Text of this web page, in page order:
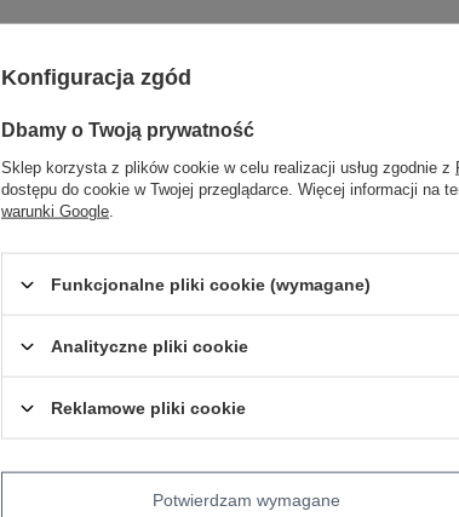
Konfiguracja zgód
Dbamy o Twoją prywatność
Sklep korzysta z plików cookie w celu realizacji usług zgodnie z
dostępu do cookie w Twojej przeglądarce. Więcej informacji na
warunki Google
Funkcjonalne pliki cookie (wymagane)
Analityczne pliki cookie
Reklamowe pliki cookie
Potwierdzam wymagane